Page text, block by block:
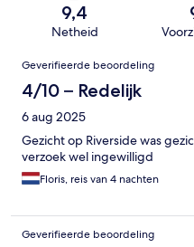
9,4
Netheid
Beoordelingen
Geverifieerde beoordeling
4/10 – Redelijk
6 aug 2025
Gezicht op Riverside was
verzoek wel ingewilligd
Floris, reis van 4 nachten
Geverifieerde beoordeling